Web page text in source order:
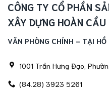
CÔNG TY CỔ PHẦN
XÂY DỰNG HOÀN CẦU
VĂN PHÒNG CHÍNH - TẠI HỒ
1001 Trần Hưng Đạo,
(84.28) 3923 5261